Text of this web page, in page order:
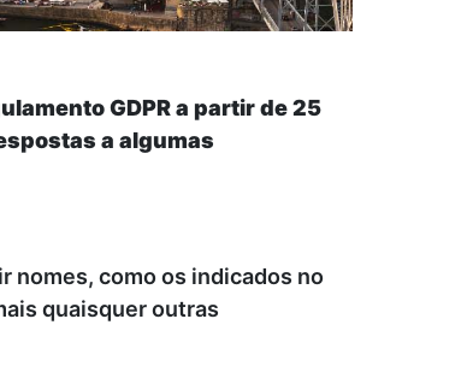
GDPR a partir de 25
a algumas
nomes, como os indicados no
quaisquer outras